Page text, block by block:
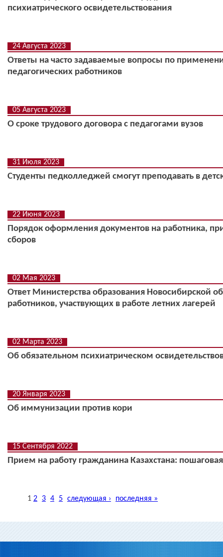
психиатрического освидетельствования
24 Августа 2023
Ответы на часто задаваемые вопросы по
педагогических работников
05 Августа 2023
О сроке трудового договора с педагогами вузов
31 Июля 2023
Студенты педколледжей смогут преподавать в
22 Июня 2023
Порядок оформления документов на работника,
сборов
02 Мая 2023
Ответ Министерства образования Новосибирской
работников, участвующих в работе летних лагерей
02 Марта 2023
Об обязательном психиатрическом
20 Января 2023
Об иммунизации против кори
15 Сентября 2022
Прием на работу гражданина Казахстана:
1 2 3 4 5 следующая › последняя »